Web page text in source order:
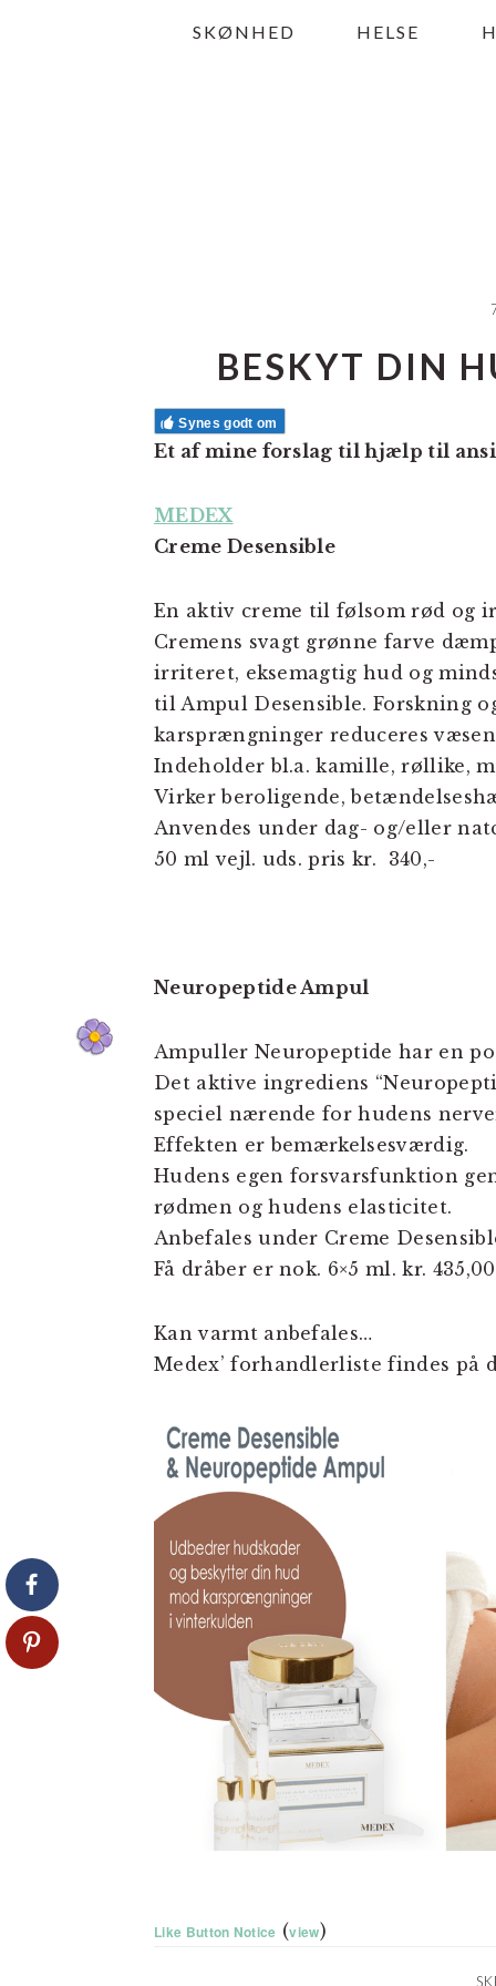
SKØNHED HELSE
BESKYT DIN
Synes godt om
Et af mine forslag til hjælp til
MEDEX
Creme Desensible
En aktiv creme til følsom rød og
Cremens svagt grønne farve
irriteret, eksemagtig hud og
til Ampul Desensible. Forskning
karsprængninger reduceres
Indeholder bl.a. kamille, røllike,
Virker beroligende,
Anvendes under dag- og/eller
50 ml vejl. uds. pris kr. 340,-
Neuropeptide Ampul
Ampuller Neuropeptide har en
Det aktive ingrediens
speciel nærende for hudens
Effekten er bemærkelsesværdig.
Hudens egen forsvarsfunktion
rødmen og hudens elasticitet.
Anbefales under Creme
Få dråber er nok. 6×5 ml. kr. 435,00
Kan varmt anbefales…
Medex’ forhandlerliste findes på
Like Button Notice (view)